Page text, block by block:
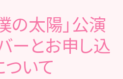
の太陽」公演
ーとお申し込
いて